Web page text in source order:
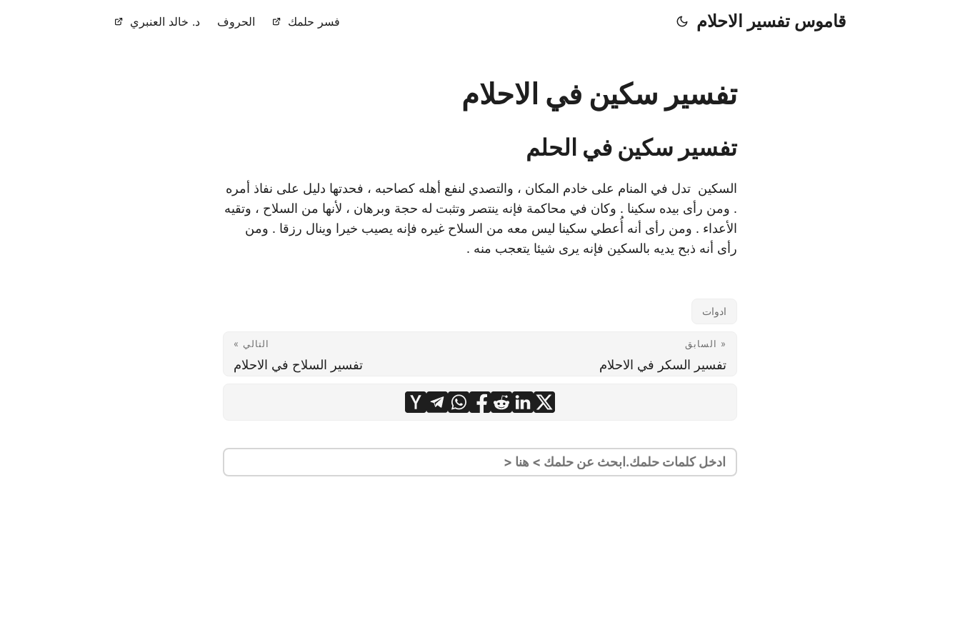
قاموس تفسير الاحلام فسر حلمك الحروف د. خالد العنبري
تفسير سكين في الاحلام
تفسير سكين في الحلم
السكين تدل في المنام على خادم المكان ، والتصدي لنفع أهله كصاحبه ، فحدتها دليل على نفاذ أمره
. ومن رأى بيده سكينا . وكان في محاكمة فإنه ينتصر وتثبت له حجة وبرهان ، لأنها من السلاح ، وتقيه
الأعداء . ومن رأى أنه أُعطي سكينا ليس معه من السلاح غيره فإنه يصيب خيرا وينال رزقا . ومن
رأى أنه ذبح يديه بالسكين فإنه يرى شيئا يتعجب منه .
ادوات
« السابق
تفسير السكر في الاحلام
التالي »
تفسير السلاح في الاحلام